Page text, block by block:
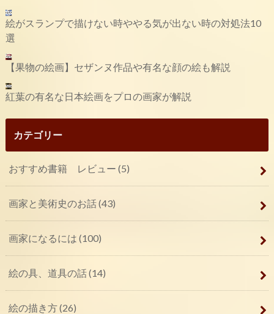
絵がスランプで描けない時ややる気が出ない時の対処法10
選
【果物の絵画】セザンヌ作品や有名な顔の絵も解説
紅葉の有名な日本絵画をプロの画家が解説
カテゴリー
おすすめ書籍 レビュー (5)
画家と美術史のお話(43)
画家になるには (100)
絵の具、道具の話(14)
絵の描き方(26)